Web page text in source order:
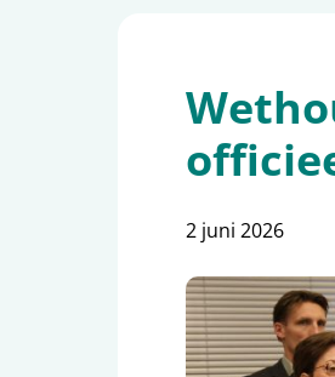
2 juni 2026